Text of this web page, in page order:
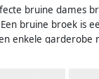
bruine dames
bruine broek is
enkele garderobe
comfortabele keuze